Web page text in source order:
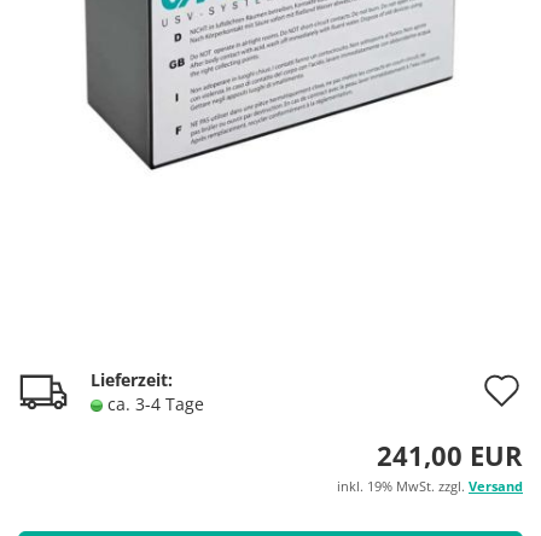
Lieferzeit:
ca. 3-4 Tage
241,00 EUR
inkl. 19% MwSt. zzgl. Versand